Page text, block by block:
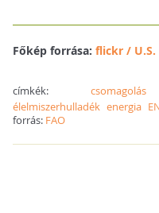
Főkép forrása: flickr /
címkék: csomagolás
élelmiszerhulladék energia
forrás: FAO